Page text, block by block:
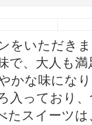
をいただき
で、大人も
かな味にな
入っており
たスイーツ